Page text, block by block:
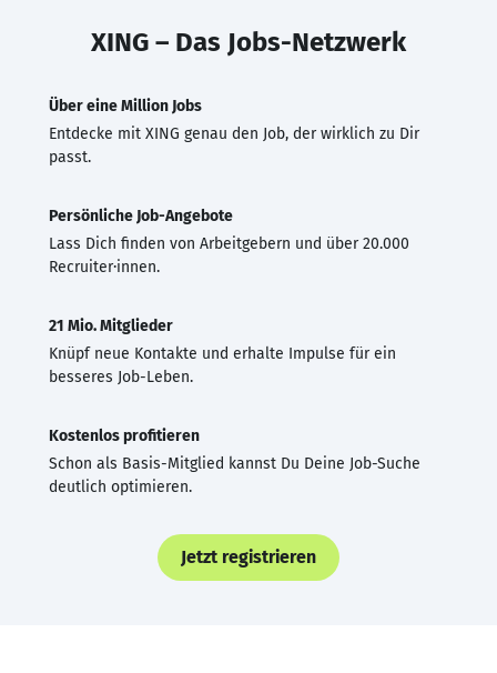
XING – Das Jobs-Netzwerk
Über eine Million Jobs
Entdecke mit XING genau den Job, der wirklich zu Dir
passt.
Persönliche Job-Angebote
Lass Dich finden von Arbeitgebern und über 20.000
Recruiter·innen.
21 Mio. Mitglieder
Knüpf neue Kontakte und erhalte Impulse für ein
besseres Job-Leben.
Kostenlos profitieren
Schon als Basis-Mitglied kannst Du Deine Job-Suche
deutlich optimieren.
Jetzt registrieren